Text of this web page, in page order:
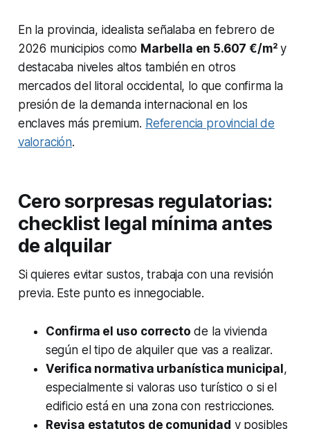
En la provincia, idealista señalaba en febrero de
2026 municipios como Marbella en 5.607 €/m²y
destacaba niveles altos también en otros
mercados del litoral occidental, lo que confirma la
presión de la demanda internacional en los
enclaves más premium. Referencia provincial de
valoración.
Cero sorpresas regulatorias:
checklist legal mínima antes
de alquilar
Si quieres evitar sustos, trabaja con una revisión
previa. Este punto es innegociable.
Confirma el uso correcto de la vivienda
según el tipo de alquiler que vas a realizar.
Verifica normativa urbanística municipal ,
especialmente si valoras uso turístico o si el
edificio está en una zona con restricciones.
Revisa estatutos de comunidad y posibles